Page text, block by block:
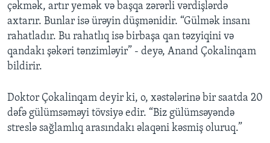
çəkmək, artır yemək və başqa zərərli vərdişlərdə
axtarır. Bunlar isə ürəyin düşmənidir. “Gülmək insanı
rahatladır. Bu rahatlıq isə birbaşa qan təzyiqini və
qandakı şəkəri tənzimləyir” - deyə, Anand Çokalinqam
bildirir.
Doktor Çokalinqam deyir ki, o, xəstələrinə bir saatda 20
dəfə gülümsəməyi tövsiyə edir. “Biz gülümsəyəndə
streslə sağlamlıq arasındakı əlaqəni kəsmiş oluruq.”